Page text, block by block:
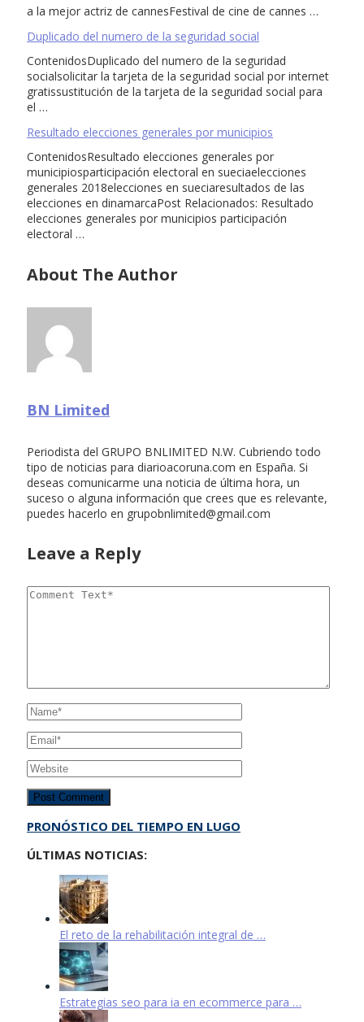
a la mejor actriz de cannesFestival de cine de cannes …
Duplicado del numero de la seguridad social
ContenidosDuplicado del numero de la seguridad
socialsolicitar la tarjeta de la seguridad social por internet
gratissustitución de la tarjeta de la seguridad social para
el …
Resultado elecciones generales por municipios
ContenidosResultado elecciones generales por
municipiosparticipación electoral en sueciaelecciones
generales 2018elecciones en sueciaresultados de las
elecciones en dinamarcaPost Relacionados: Resultado
elecciones generales por municipios participación
electoral …
About The Author
BN Limited
Periodista del GRUPO BNLIMITED N.W. Cubriendo todo
tipo de noticias para diarioacoruna.com en España. Si
deseas comunicarme una noticia de última hora, un
suceso o alguna información que crees que es relevante,
puedes hacerlo en grupobnlimited@gmail.com
Leave a Reply
PRONÓSTICO DEL TIEMPO EN LUGO
ÚLTIMAS NOTICIAS:
El reto de la rehabilitación integral de …
Estrategias seo para ia en ecommerce para …